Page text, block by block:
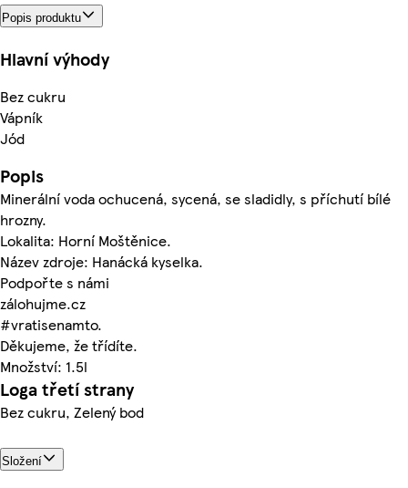
Popis produktu
Hlavní výhody
Bez cukru
Vápník
Jód
Popis
Minerální voda ochucená, sycená, se sladidly, s příchutí bílé
hrozny.
Lokalita: Horní Moštěnice.
Název zdroje: Hanácká kyselka.
Podpořte s námi
zálohujme.cz
#vratisenamto.
Děkujeme, že třídíte.
Množství: 1.5l
Loga třetí strany
Bez cukru, Zelený bod
Složení